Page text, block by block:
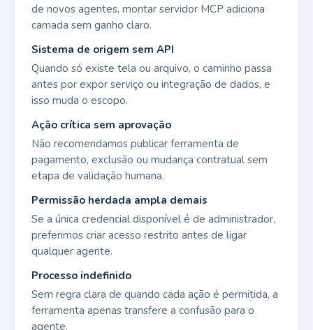
de novos agentes, montar servidor MCP adiciona
camada sem ganho claro.
Sistema de origem sem API
Quando só existe tela ou arquivo, o caminho passa
antes por expor serviço ou integração de dados, e
isso muda o escopo.
Ação crítica sem aprovação
Não recomendamos publicar ferramenta de
pagamento, exclusão ou mudança contratual sem
etapa de validação humana.
Permissão herdada ampla demais
Se a única credencial disponível é de administrador,
preferimos criar acesso restrito antes de ligar
qualquer agente.
Processo indefinido
Sem regra clara de quando cada ação é permitida, a
ferramenta apenas transfere a confusão para o
agente.